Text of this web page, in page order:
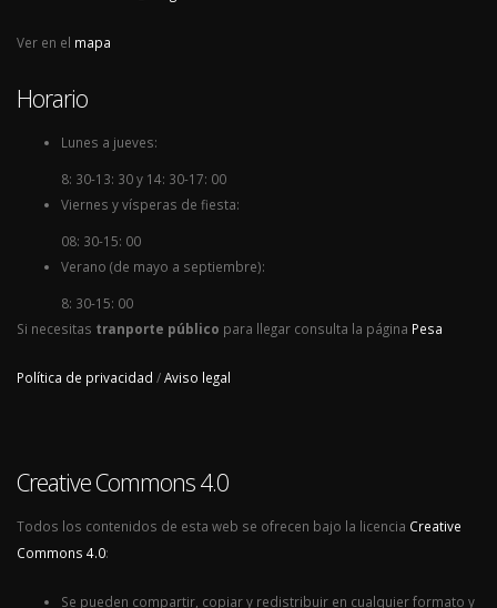
Ver en el mapa
Horario
Lunes a jueves:
8: 30-13: 30 y 14: 30-17: 00
Viernes y vísperas de fiesta:
08: 30-15: 00
Verano (de mayo a septiembre):
8: 30-15: 00
Si necesitas tranporte público para llegar consulta la página Pesa
Política de privacidad /Aviso legal
Creative Commons 4.0
Todos los contenidos de esta web se ofrecen bajo la licencia Creative
Commons 4.0:
Se pueden compartir, copiar y redistribuir en cualquier formato y